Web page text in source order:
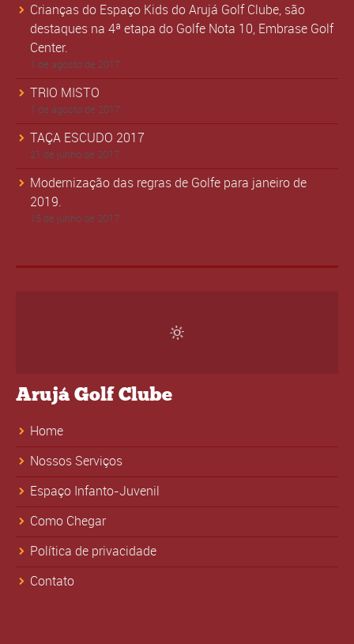
Crianças do Espaço Kids do Arujá Golf Clube, são
destaques na 4ª etapa do Golfe Nota 10, Embrase Golf
Center.
1 de agosto de 2017
TRIO MISTO
1 de agosto de 2017
TAÇA ESCUDO 2017
21 de junho de 2017
Modernização das regras de Golfe para janeiro de
2019.
15 de junho de 2017
Arujá Golf Clube
Home
Nossos Serviços
Espaço Infanto-Juvenil
Como Chegar
Política de privacidade
Contato